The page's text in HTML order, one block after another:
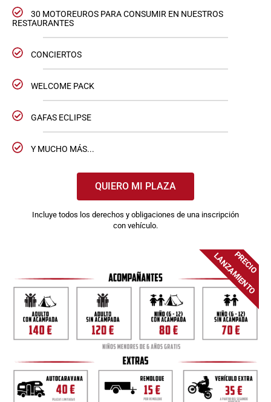
30 MOTOREUROS PARA CONSUMIR EN NUESTROS
RESTAURANTES
CONCIERTOS
WELCOME PACK
GAFAS ECLIPSE
Y MUCHO MÁS...
QUIERO MI PLAZA
Incluye todos los derechos y obligaciones de una inscripción
con vehículo.
PRECIO
LANZAMIENTO